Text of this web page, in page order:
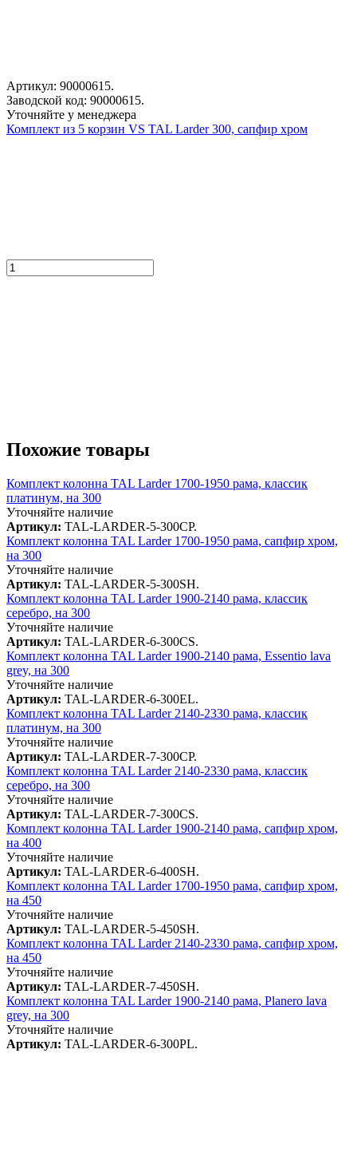
Артикул: 90000615.
Заводской код: 90000615.
Уточняйте у менеджера
Комплект из 5 корзин VS TAL Larder 300, сапфир хром
Похожие товары
Комплект колонна TAL Larder 1700-1950 рама, классик
платинум, на 300
Уточняйте наличие
Артикул: TAL-LARDER-5-300CP.
Комплект колонна TAL Larder 1700-1950 рама, сапфир хром,
на 300
Уточняйте наличие
Артикул: TAL-LARDER-5-300SH.
Комплект колонна TAL Larder 1900-2140 рама, классик
серебро, на 300
Уточняйте наличие
Артикул: TAL-LARDER-6-300CS.
Комплект колонна TAL Larder 1900-2140 рама, Essentio lava
grey, на 300
Уточняйте наличие
Артикул: TAL-LARDER-6-300EL.
Комплект колонна TAL Larder 2140-2330 рама, классик
платинум, на 300
Уточняйте наличие
Артикул: TAL-LARDER-7-300CP.
Комплект колонна TAL Larder 2140-2330 рама, классик
серебро, на 300
Уточняйте наличие
Артикул: TAL-LARDER-7-300CS.
Комплект колонна TAL Larder 1900-2140 рама, сапфир хром,
на 400
Уточняйте наличие
Артикул: TAL-LARDER-6-400SH.
Комплект колонна TAL Larder 1700-1950 рама, сапфир хром,
на 450
Уточняйте наличие
Артикул: TAL-LARDER-5-450SH.
Комплект колонна TAL Larder 2140-2330 рама, сапфир хром,
на 450
Уточняйте наличие
Артикул: TAL-LARDER-7-450SH.
Комплект колонна TAL Larder 1900-2140 рама, Planero lava
grey, на 300
Уточняйте наличие
Артикул: TAL-LARDER-6-300PL.